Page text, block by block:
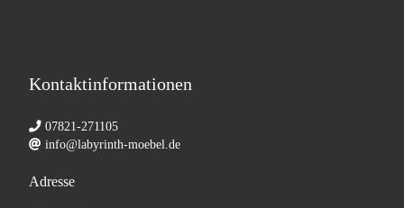
Kontaktinformationen
07821-271105
info@labyrinth-moebel.de
Adresse